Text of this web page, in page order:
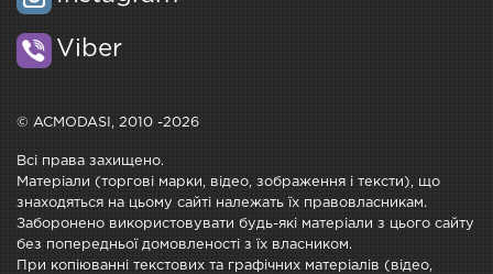
Viber
© ACMODASI, 2010 -2026
Всі права захищено.
Матеріали (торгові марки, відео, зображення і тексти), що
знаходяться на цьому сайті належать їх правовласникам.
Заборонено використовувати будь-які матеріали з цього сайту
без попередньої домовленості з їх власником.
При копіюванні текстових та графічних матеріалів (відео,